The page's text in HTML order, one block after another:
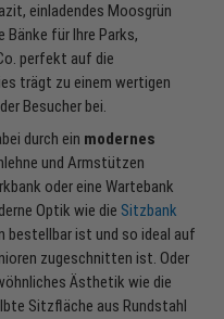
einladendes Moosgrün
für Ihre Parks,
perfekt auf die
trägt zu einem wertigen
Besucher bei.
durch ein modernes
und Armstützen
oder eine Wartebank
Optik wie die Sitzbank
bestellbar ist und so ideal auf
zugeschnitten ist. Oder
Ästhetik wie die
Sitzfläche aus Rundstahl